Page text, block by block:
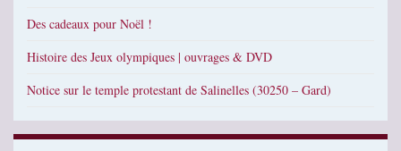
Des cadeaux pour Noël !
Histoire des Jeux olympiques | ouvrages & DVD
Notice sur le temple protestant de Salinelles (30250 – Gard)